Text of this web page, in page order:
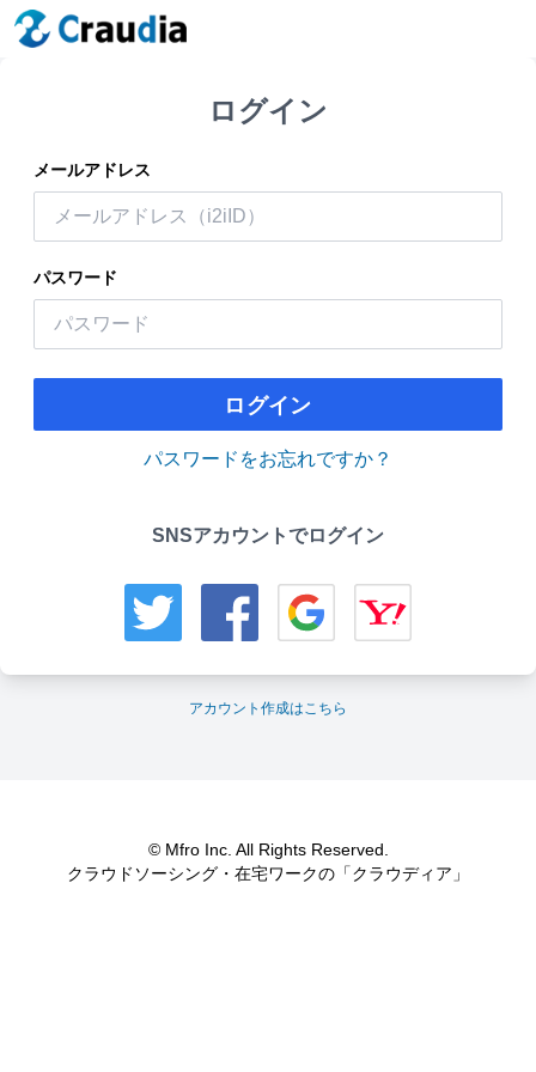
ログイン
メールアドレス
パスワード
ログイン
パスワードをお忘れですか？
SNSアカウントでログイン
アカウント作成はこちら
© Mfro Inc. All Rights Reserved.
クラウドソーシング・在宅ワークの「クラウディア」